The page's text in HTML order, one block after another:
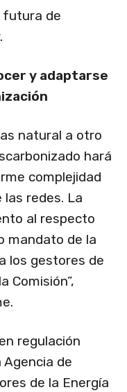
futura de
y adaptarse
natural a otro
hará
complejidad
redes. La
al respecto
mandato de la
los gestores de
Comisión”,
regulación
de
de la Energía